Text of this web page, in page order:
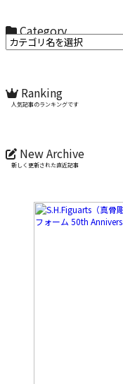
Category
カテゴリ名からお選びください
Ranking
人気記事のランキングです
New Archive
新しく更新された直近記事